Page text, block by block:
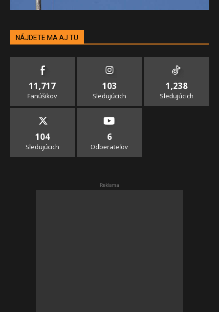
NÁJDETE MA AJ TU
11,717
Fanúšikov
103
Sledujúcich
1,238
Sledujúcich
104
Sledujúcich
6
Odberateľov
Reklama